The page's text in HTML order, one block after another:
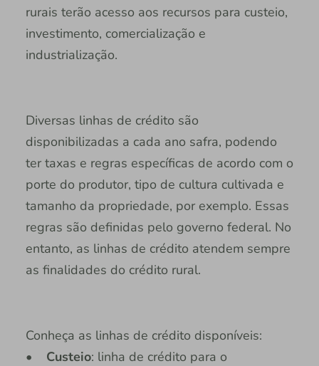
rurais terão acesso aos recursos para custeio,
investimento, comercialização e
industrialização.
Diversas linhas de crédito são
disponibilizadas a cada ano safra, podendo
ter taxas e regras específicas de acordo com o
porte do produtor, tipo de cultura cultivada e
tamanho da propriedade, por exemplo. Essas
regras são definidas pelo governo federal. No
entanto, as linhas de crédito atendem sempre
as finalidades do crédito rural.
Conheça as linhas de crédito disponíveis:
•
Custeio: linha de crédito para o